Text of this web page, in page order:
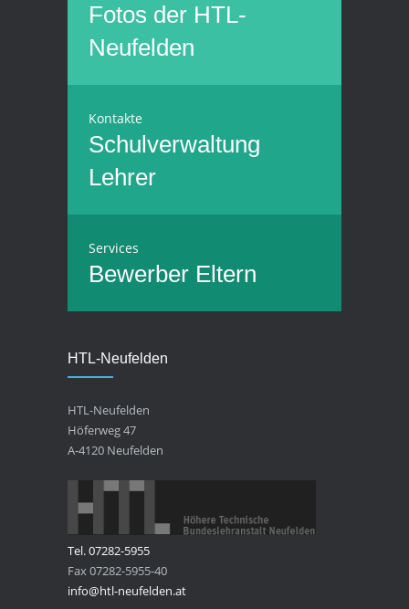
Fotos der HTL-
Neufelden
Kontakte
Schulverwaltung
Lehrer
Services
Bewerber Eltern
HTL-Neufelden
HTL-Neufelden
Höferweg 47
A-4120 Neufelden
Tel. 07282-5955
Fax 07282-5955-40
info@htl-neufelden.at